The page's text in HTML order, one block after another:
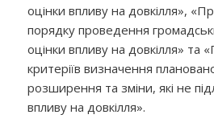
оцінки впливу на довкілля»,
порядку проведення
оцінки впливу на довкілля» та
критеріїв визначення
розширення та зміни, які не
впливу на довкілля».